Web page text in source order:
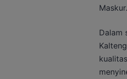
Maskur.
Dalam